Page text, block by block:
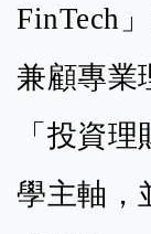
FinTech
兼顧專業
「投資
學主軸